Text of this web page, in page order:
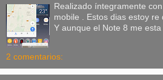
Realizado íntegramente
mobile . Estos dias estoy re
Y aunque el Note 8 me esta
2 comentarios: